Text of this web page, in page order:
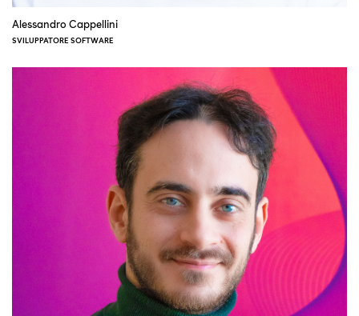
Alessandro Cappellini
SVILUPPATORE SOFTWARE